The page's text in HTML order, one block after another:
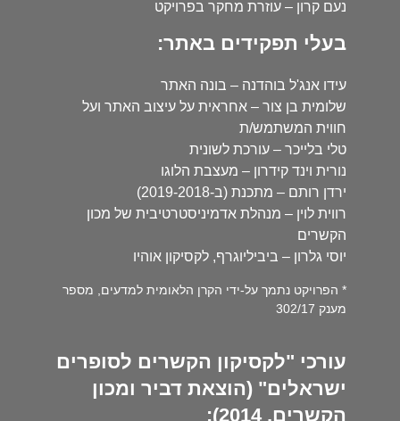
נעם קרון – עוזרת מחקר בפרויקט
בעלי תפקידים באתר:
עידו אנג'ל בוהדנה – בונה האתר
שלומית בן צור – אחראית על עיצוב האתר ועל
חווית המשתמש/ת
טלי בלייכר – עורכת לשונית
נורית וינד קידרון – מעצבת הלוגו
ירדן רותם – מתכנת (ב-2019-2018)
רווית לוין – מנהלת אדמיניסטרטיבית של מכון
הקשרים
יוסי גלרון – ביביליוגרף, לקסיקון אוהיו
* הפרויקט נתמך על-ידי הקרן הלאומית למדעים, מספר
מענק 302/17
עורכי "לקסיקון הקשרים לסופרים
ישראלים" (הוצאת דביר ומכון
הקשרים, 2014):